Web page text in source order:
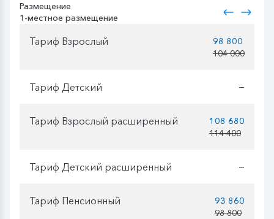
Размещение
1-местное размещение
Тариф Взрослый
98 800
104 000
Тариф Детский —
Тариф Взрослый расширенный
108 680
114 400
Тариф Детский расширенный —
Тариф Пенсионный
93 860
98 800